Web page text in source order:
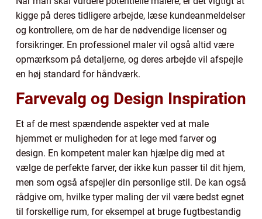
kigge på deres tidligere arbejde, læse kundeanmeldelser
og kontrollere, om de har de nødvendige licenser og
forsikringer. En professionel maler vil også altid være
opmærksom på detaljerne, og deres arbejde vil afspejle
en høj standard for håndværk.
Farvevalg og Design Inspiration
Et af de mest spændende aspekter ved at male
hjemmet er muligheden for at lege med farver og
design. En kompetent maler kan hjælpe dig med at
vælge de perfekte farver, der ikke kun passer til dit hjem,
men som også afspejler din personlige stil. De kan også
rådgive om, hvilke typer maling der vil være bedst egnet
til forskellige rum, for eksempel at bruge fugtbestandig